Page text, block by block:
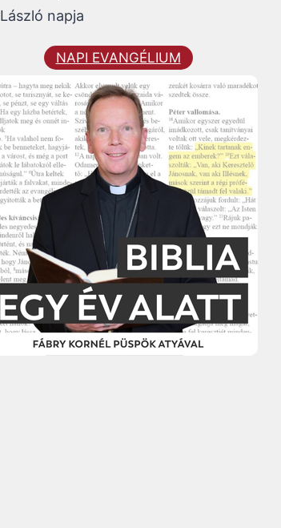
László napja
NAPI EVANGÉLIUM